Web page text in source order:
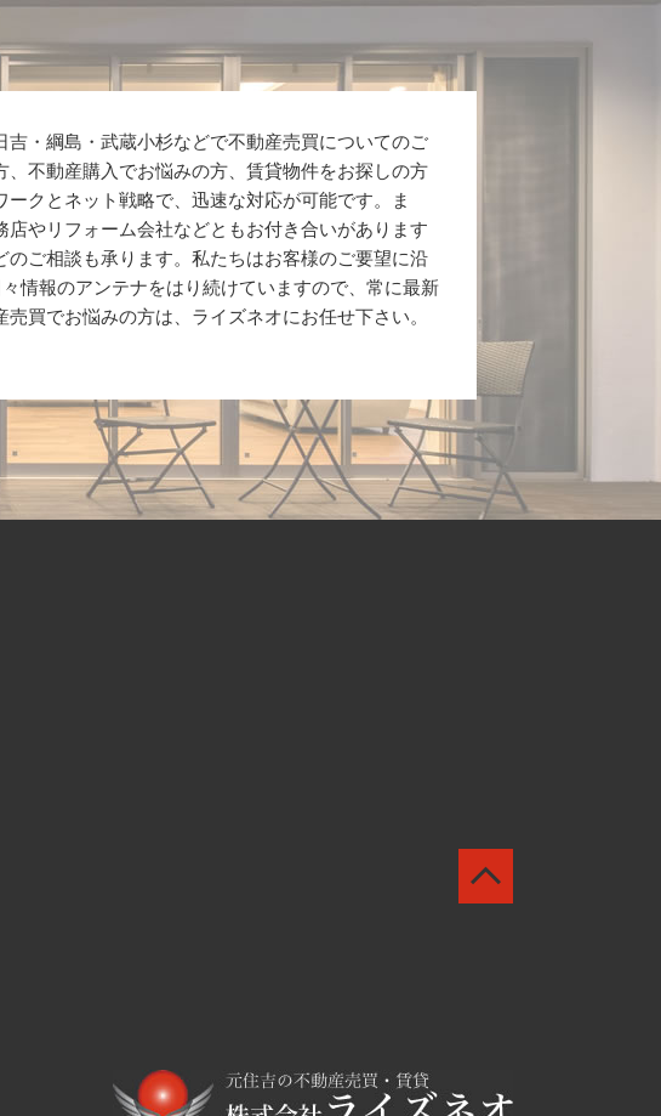
・綱島・武蔵小杉などで不動産売買についてのご
不動産購入でお悩みの方、賃貸物件をお探しの方
クとネット戦略で、迅速な対応が可能です。ま
やリフォーム会社などともお付き合いがあります
ご相談も承ります。私たちはお客様のご要望に沿
情報のアンテナをはり続けていますので、常に最新
買でお悩みの方は、ライズネオにお任せ下さい。